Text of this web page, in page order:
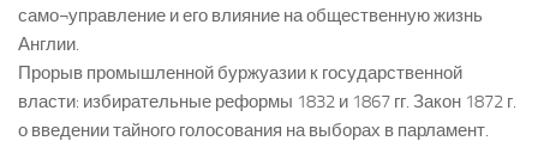
само¬управление и его влияние на общественную жизнь
Англии.
Прорыв промышленной буржуазии к государственной
власти: избирательные реформы 1832 и 1867 гг. Закон 1872 г.
о введении тайного голосования на выборах в парламент.